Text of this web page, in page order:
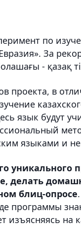
по
За
- қазақ
проекта, в
язык будут
языками и
уникального
делать
блиц-опросе
программы
изъясняясь на